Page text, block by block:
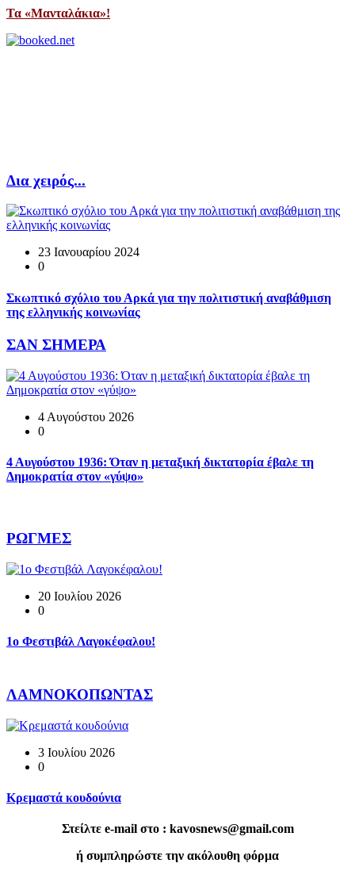
Τα «Μανταλάκια»!
Δια χειρός...
23 Ιανουαρίου 2024
0
Σκωπτικό σχόλιο του Αρκά για την πολιτιστική αναβάθμιση
της ελληνικής κοινωνίας
ΣΑΝ ΣΗΜΕΡΑ
4 Αυγούστου 2026
0
4 Αυγούστου 1936: Όταν η μεταξική δικτατορία έβαλε τη
Δημοκρατία στον «γύψο»
ΡΩΓΜΕΣ
20 Ιουλίου 2026
0
1o Φεστιβάλ Λαγοκέφαλου!
ΛΑΜΝΟΚΟΠΩΝΤΑΣ
3 Ιουλίου 2026
0
Κρεμαστά κουδούνια
Στείλτε e-mail στο : kavosnews@gmail.com
ή συμπληρώστε την ακόλουθη φόρμα